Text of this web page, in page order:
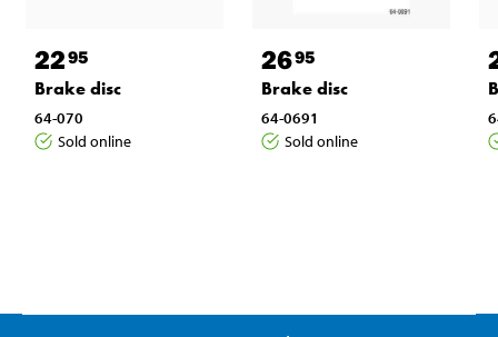
2295
Brake disc
64-070
Sold online
2695
Brake disc
64-0691
Sold online